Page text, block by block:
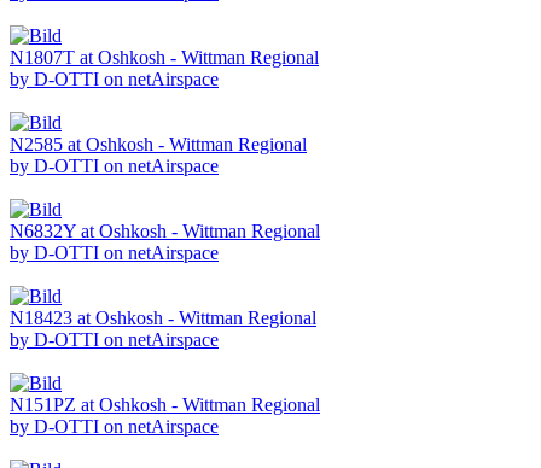
N1807T at Oshkosh - Wittman Regional
by D-OTTI on netAirspace
N2585 at Oshkosh - Wittman Regional
by D-OTTI on netAirspace
N6832Y at Oshkosh - Wittman Regional
by D-OTTI on netAirspace
N18423 at Oshkosh - Wittman Regional
by D-OTTI on netAirspace
N151PZ at Oshkosh - Wittman Regional
by D-OTTI on netAirspace